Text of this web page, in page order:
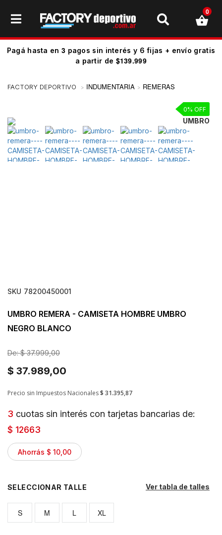
Pagá hasta en 3 pagos sin interés y 6 fijas + envío gratis
a partir de $139.999
0
INDUMENTARIA REMERAS
0% OFF
SKU 78200450001
UMBRO
UMBRO REMERA - CAMISETA HOMBRE UMBRO
NEGRO BLANCO
De:$ 37.999,00
$ 37.989,00
Precio sin Impuestos Nacionales$ 31.395,87
3 cuotas sin interés con tarjetas bancarias de:
$ 12663
Ahorrás $ 10,00
Ver tabla de talles
TALLE
S M L XL